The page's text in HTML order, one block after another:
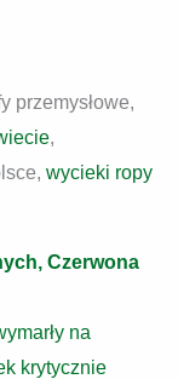
przemysłowe,
,
wycieki ropy
Czerwona
na
krytycznie